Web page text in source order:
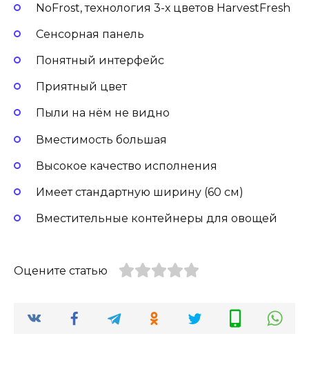
NoFrost, технология 3-х цветов HarvestFresh
Сенсорная панель
Понятный интерфейс
Приятный цвет
Пыли на нём не видно
Вместимость большая
Высокое качество исполнения
Имеет стандартную ширину (60 см)
Вместительные контейнеры для овощей
Оцените статью